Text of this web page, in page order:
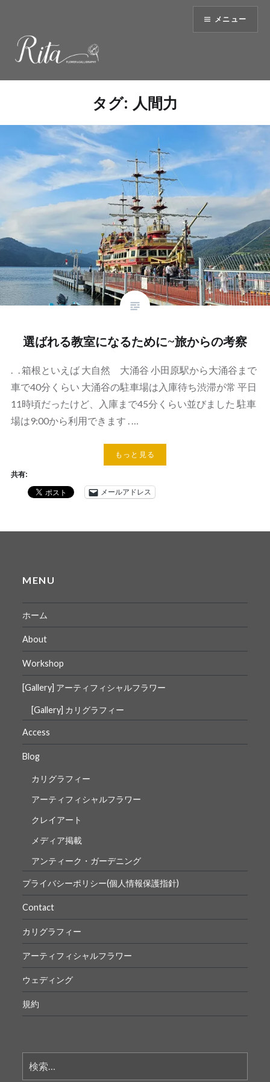
へ
ッ
メニュー
タグ: 人間力
選ばれる教室になるために~旅からの考察
. . 箱根といえば 大自然 大涌谷 小田原駅から大涌谷まで
車で40分くらい 大涌谷の駐車場は入庫待ち渋滞が常 平日
11時頃だったけど、入庫まで45分くらい並びました 駐車
場は9:00から利用できます . …
もっと見る
共有:
メールアドレス
MENU
ホーム
About
Workshop
[Gallery] アーティフィシャルフラワー
[Gallery] カリグラフィー
Access
Blog
カリグラフィー
アーティフィシャルフラワー
クレイアート
メディア掲載
アンティーク・ガーデニング
プライバシーポリシー(個人情報保護指針)
Contact
カリグラフィー
アーティフィシャルフラワー
ウェディング
規約
索: